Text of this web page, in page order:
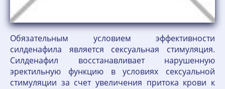
Обязательным условием эффективности
силденафила является сексуальная стимуляция.
Силденафил восстанавливает нарушенную
эректильную функцию в условиях сексуальной
стимуляции за счет увеличения притока крови к